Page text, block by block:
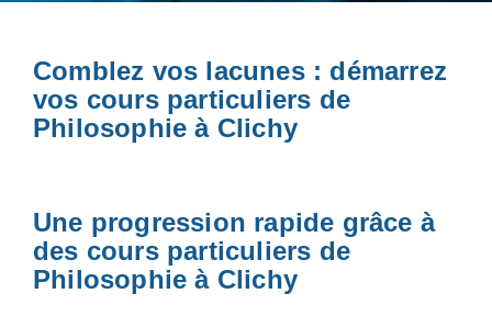
Comblez vos lacunes : démarrez
vos cours particuliers de
Philosophie à Clichy
Une progression rapide grâce à
des cours particuliers de
Philosophie à Clichy